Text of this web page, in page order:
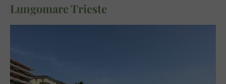
Lungomare Trieste